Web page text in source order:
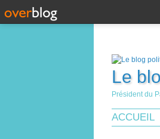
Le
Président du
ACCUEIL